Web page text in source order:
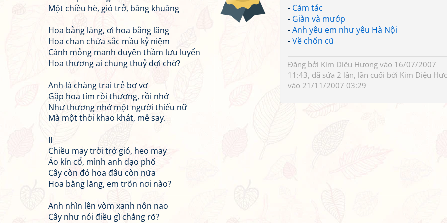
- Cảm tác
- Giàn và mướp
-Anh yêu em như yêu Hà Nội
-Về chốn cũ
Đăng bởi Kim Diệu Hương vào 16/07/2007
11:43, đã sửa 2 lần, lần cuối bởi Kim Diệu
vào 21/11/2007 03:29
Một chiều hè, gió trở, bâng khuâng
Hoa bằng lăng, ơi hoa bằng lăng
Hoa chan chứa sắc mầu kỷ niệm
Cánh mỏng manh duyên thầm lưu luyến
Hoa thương ai chung thuỷ đợi chờ?
Anh là chàng trai trẻ bơ vơ
Gặp hoa tím rồi thương, rồi nhớ
Như thương nhớ một người thiếu nữ
Mà một thời khao khát, mê say.
II
Chiều may trời trở gió, heo may
Áo kín cổ, mình anh dạo phố
Cây còn đó hoa đâu còn nữa
Hoa bằng lăng, em trốn nơi nào?
Anh nhìn lên vòm xanh nôn nao
Cây như nói điều gì chẳng rõ?